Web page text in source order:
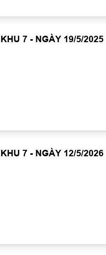
7 - NGÀY 19/5/2025
7 - NGÀY 12/5/2026